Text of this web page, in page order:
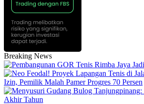
Breaking News
Izin, Pemilik Malah Pamer Progres 70 Persen
Akhir Tahun